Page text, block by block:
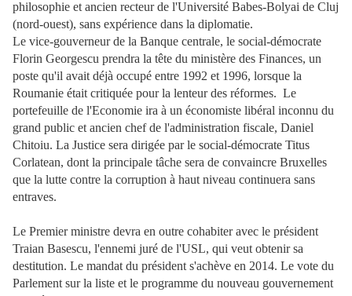
philosophie et ancien recteur de l'Université Babes-Bolyai de Cluj
(nord-ouest), sans expérience dans la diplomatie.
Le vice-gouverneur de la Banque centrale, le social-démocrate
Florin Georgescu prendra la tête du ministère des Finances, un
poste qu'il avait déjà occupé entre 1992 et 1996, lorsque la
Roumanie était critiquée pour la lenteur des réformes. Le
portefeuille de l'Economie ira à un économiste libéral inconnu du
grand public et ancien chef de l'administration fiscale, Daniel
Chitoiu. La Justice sera dirigée par le social-démocrate Titus
Corlatean, dont la principale tâche sera de convaincre Bruxelles
que la lutte contre la corruption à haut niveau continuera sans
entraves.
Le Premier ministre devra en outre cohabiter avec le président
Traian Basescu, l'ennemi juré de l'USL, qui veut obtenir sa
destitution. Le mandat du président s'achève en 2014. Le vote du
Parlement sur la liste et le programme du nouveau gouvernement